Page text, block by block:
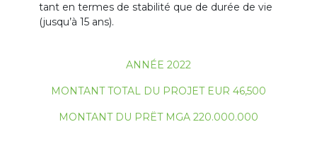
tant en termes de stabilité que de durée de vie
(jusqu’à 15 ans).
ANNÉE 2022
MONTANT TOTAL DU PROJET EUR 46,500
MONTANT DU PRËT MGA 220.000.000